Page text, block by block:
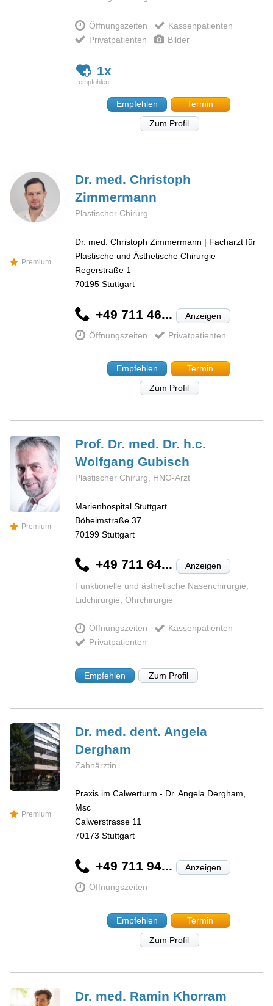
Öffnungszeiten
Kassenpatienten
Privatpatienten
Bilder
1x
Empfehlen
Termin
Zum Profil
Premium
Dr. med. Christoph
Zimmermann
Plastischer Chirurg
Dr. med. Christoph Zimmermann | Facharzt für
Plastische und Ästhetische Chirurgie
Regerstraße 1
70195 Stuttgart
+49 711 46... Anzeigen
Öffnungszeiten Privatpatienten
Empfehlen
Termin
Zum Profil
Premium
Prof. Dr. med. Dr. h.c.
WolfgangGubisch
Plastischer Chirurg, HNO-Arzt
Marienhospital Stuttgart
Böheimstraße 37
70199 Stuttgart
+49 711 64... Anzeigen
Funktionelle und ästhetische Nasenchirurgie,
Lidchirurgie, Ohrchirurgie
Öffnungszeiten
Kassenpatienten
Privatpatienten
Empfehlen Zum Profil
Premium
Dr. med. dent. Angela
Dergham
Zahnärztin
Praxis im Calwerturm - Dr. Angela Dergham,
Msc
Calwerstrasse 11
70173 Stuttgart
+49 711 94... Anzeigen
Öffnungszeiten
Empfehlen
Termin
Zum Profil
Dr. med. Ramin Khorram